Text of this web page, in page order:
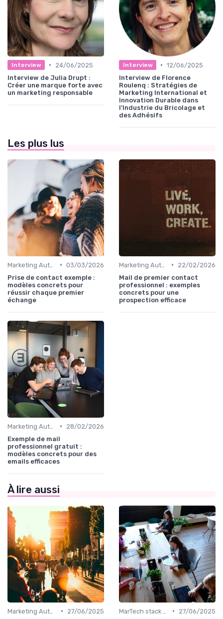
Interview •
24/06/2025
Interview de Julia Drupt :
Créer une marque forte avec
un marketing responsable
Interview • 12/06/2025
Interview de Florence
Roulenq : Stratégies de
Marketing International et
Innovation Durable dans
l'Industrie du Bricolage et
des Adhésifs
Les plus lus
• 03/03/2026
Prise de contact exemple :
modèles concrets pour
réussir chaque premier
échange
•
22/02/2026
Mail de premier contact
professionnel : exemples
concrets pour une
prospection efficace
•
28/02/2026
Exemple de mail
professionnel gratuit :
modèles concrets pour des
emails efficaces
À lire aussi
•
27/06/2025
•
27/06/2025